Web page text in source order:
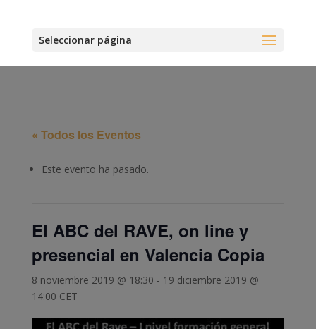
Seleccionar página
« Todos los Eventos
Este evento ha pasado.
El ABC del RAVE, on line y
presencial en Valencia Copia
8 noviembre 2019 @ 18:30 - 19 diciembre 2019 @
14:00 CET